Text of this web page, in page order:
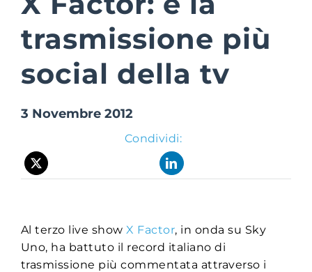
Suite Login
trasmissione più
social della tv
3 Novembre 2012
Condividi:
Al terzo live showX Factor, in onda su Sky
Uno, ha battuto il record italiano di
trasmissione più commentata attraverso i